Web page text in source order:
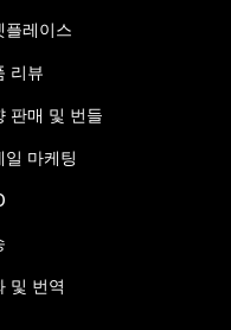
플레이스
리뷰
판매 및 번들
일 마케팅
및 번역